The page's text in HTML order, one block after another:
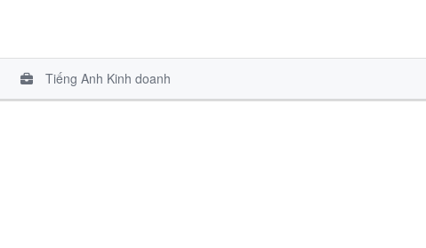
Tiếng Anh Kinh doanh